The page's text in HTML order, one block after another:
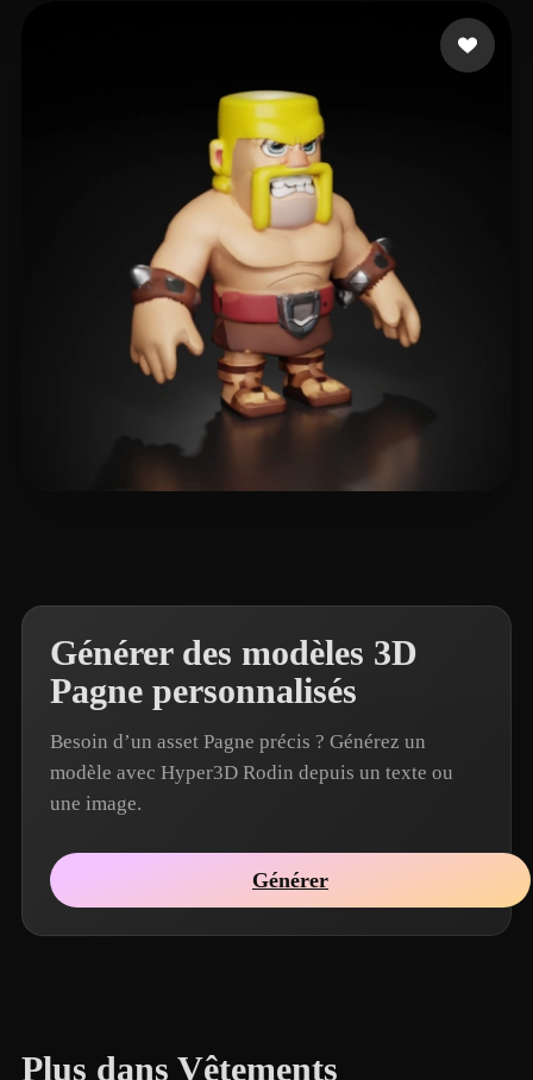
Générer des modèles 3D
Pagne personnalisés
Besoin d’un asset Pagne précis ? Générez un
modèle avec Hyper3D Rodin depuis un texte ou
une image.
Générer
Plus dans Vêtements